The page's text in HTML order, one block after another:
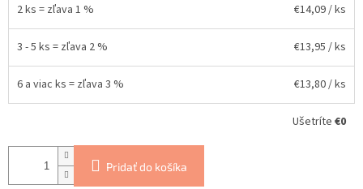
2 ks = zľava 1 % €14,09/ ks
3 - 5 ks = zľava 2 % €13,95 / ks
6 a viac ks = zľava 3 % €13,80/ ks
Ušetríte €0
Pridať do košíka